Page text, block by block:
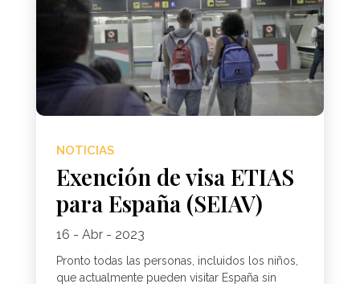
NOTICIAS
Exención de visa ETIAS
para España (SEIAV)
16 - Abr - 2023
Pronto todas las personas, incluidos los niños,
que actualmente pueden visitar España sin